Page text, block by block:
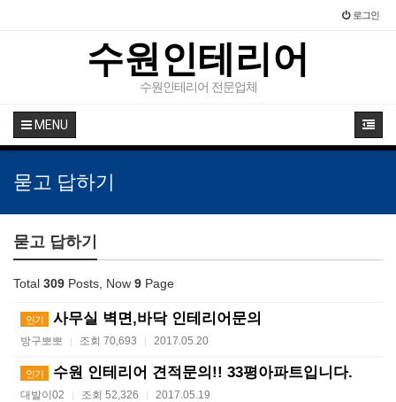
로그인
수원인테리어
수원인테리어 전문업체
MENU
묻고 답하기
묻고 답하기
Total 309 Posts, Now 9 Page
인기 사무실 벽면,바닥 인테리어문의
방구뽀뽀 | 조회 70,693 | 2017.05.20
인기 수원 인테리어 견적문의!! 33평아파트입니다.
대발이02 | 조회 52,326 | 2017.05.19